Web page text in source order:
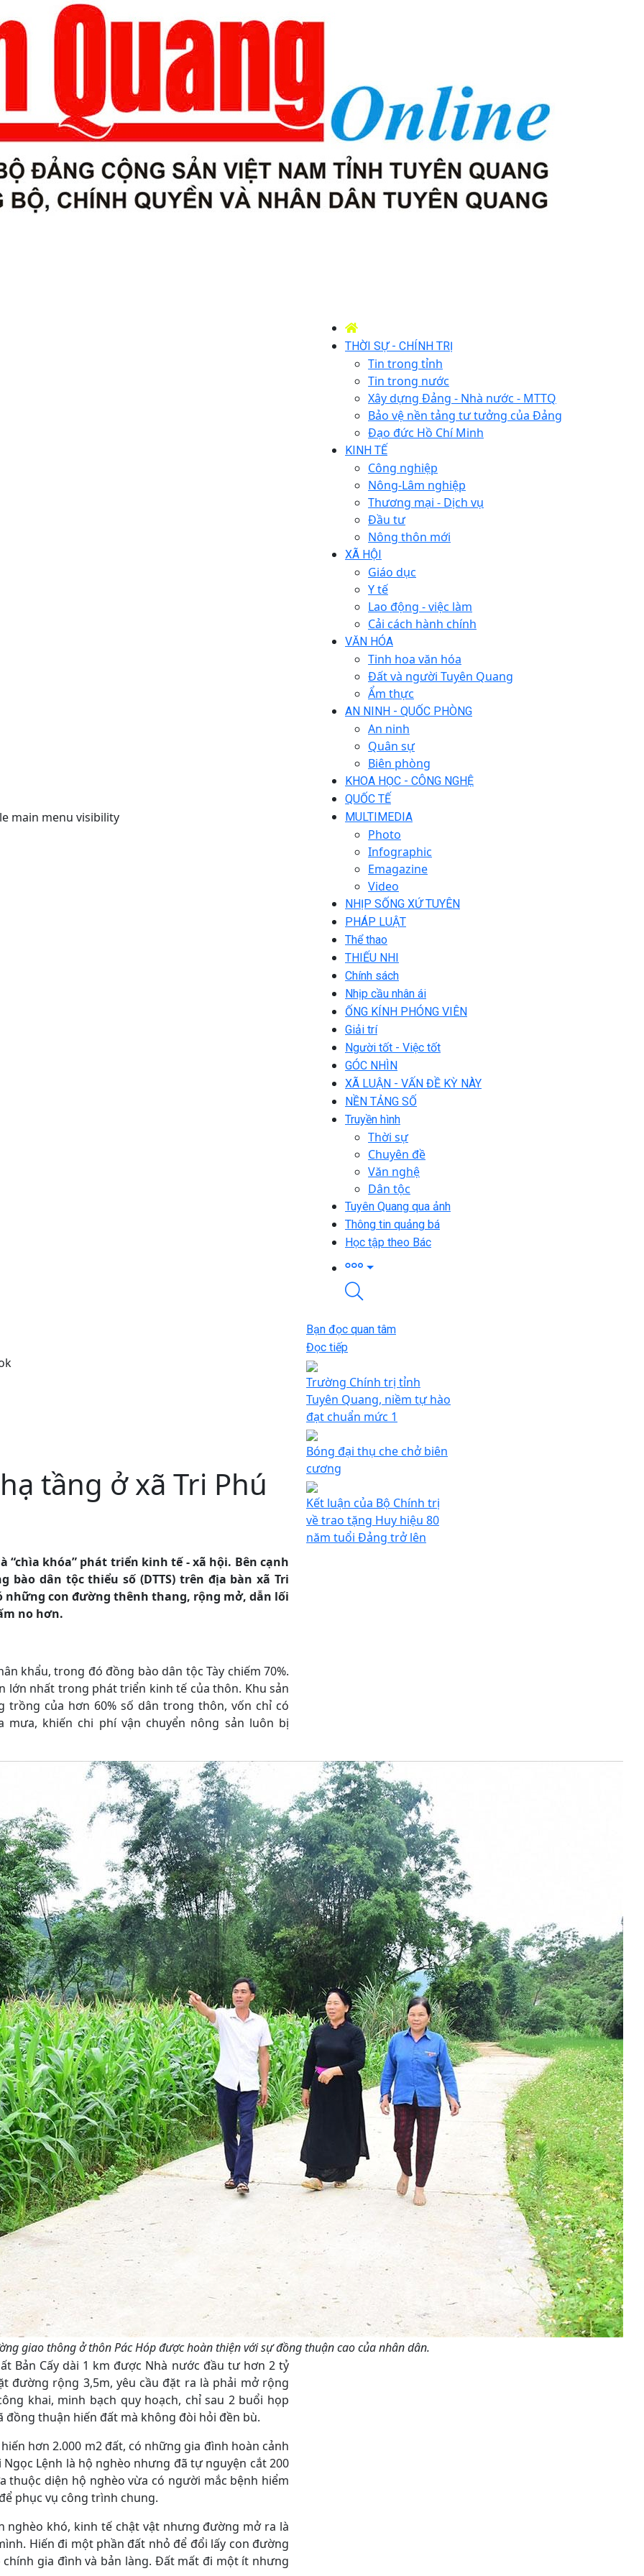
main menu visibility
THỜI SỰ - CHÍNH TRỊ
Tin trong tỉnh
Tin trong nước
Xây dựng Đảng - Nhà nước - MTTQ
Bảo vệ nền tảng tư tưởng của Đảng
Đạo đức Hồ Chí Minh
KINH TẾ
Công nghiệp
Nông-Lâm nghiệp
Thương mại - Dịch vụ
Đầu tư
Nông thôn mới
XÃ HỘI
Giáo dục
Y tế
Lao động - việc làm
Cải cách hành chính
VĂN HÓA
Tinh hoa văn hóa
Đất và người Tuyên Quang
Ẩm thực
AN NINH - QUỐC PHÒNG
An ninh
Quân sự
Biên phòng
KHOA HỌC - CÔNG NGHỆ
QUỐC TẾ
MULTIMEDIA
Photo
Infographic
Emagazine
Video
NHỊP SỐNG XỨ TUYÊN
PHÁP LUẬT
Thể thao
THIẾU NHI
Chính sách
Nhịp cầu nhân ái
ỐNG KÍNH PHÓNG VIÊN
Giải trí
Người tốt - Việc tốt
GÓC NHÌN
XÃ LUẬN - VẤN ĐỀ KỲ NÀY
NỀN TẢNG SỐ
Truyền hình
Thời sự
Chuyên đề
Văn nghệ
Dân tộc
Tuyên Quang qua ảnh
Thông tin quảng bá
Học tập theo Bác
tầng ở xã Tri Phú
khóa” phát triển kinh tế - xã hội. Bên cạnh
dân tộc thiểu số (DTTS) trên địa bàn xã Tri
những con đường thênh thang, rộng mở, dẫn lối
no hơn.
khẩu, trong đó đồng bào dân tộc Tày chiếm 70%.
lớn nhất trong phát triển kinh tế của thôn. Khu sản
trồng của hơn 60% số dân trong thôn, vốn chỉ có
khiến chi phí vận chuyển nông sản luôn bị
giao thông ở thôn Pác Hóp được hoàn thiện với sự đồng thuận cao của nhân dân.
Bản Cấy dài 1 km được Nhà nước đầu tư hơn 2 tỷ
đường rộng 3,5m, yêu cầu đặt ra là phải mở rộng
khai, minh bạch quy hoạch, chỉ sau 2 buổi họp
đồng thuận hiến đất mà không đòi hỏi đền bù.
hơn 2.000 m2 đất, có những gia đình hoàn cảnh
Lệnh là hộ nghèo nhưng đã tự nguyện cắt 200
thuộc diện hộ nghèo vừa có người mắc bệnh hiểm
phục vụ công trình chung.
nghèo khó, kinh tế chật vật nhưng đường mở ra là
Hiến đi một phần đất nhỏ để đổi lấy con đường
gia đình và bản làng. Đất mất đi một ít nhưng
Bạn đọc quan tâm
Đọc tiếp
Trường Chính trị tỉnh
Tuyên Quang, niềm tự hào
đạt chuẩn mức 1
Bóng đại thụ che chở biên
cương
Kết luận của Bộ Chính trị
về trao tặng Huy hiệu 80
năm tuổi Đảng trở lên